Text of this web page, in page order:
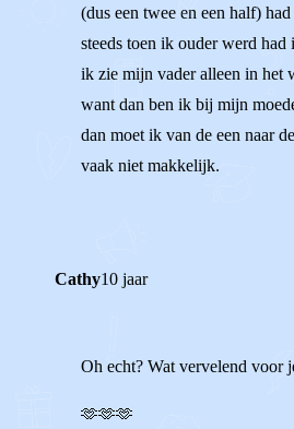
(dus een twee en een half)
steeds toen ik ouder werd had
ik zie mijn vader alleen in het
want dan ben ik bij mijn
dan moet ik van de een naar
vaak niet makkelijk.
Cathy10 jaar
Oh echt? Wat vervelend voor
🫶🫶🫶